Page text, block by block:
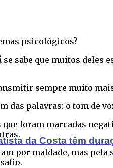
da Costa têm
psicológicos?
sabe que muitos
sempre muito
palavras: o tom de
foram marcadas
por maldade, mas